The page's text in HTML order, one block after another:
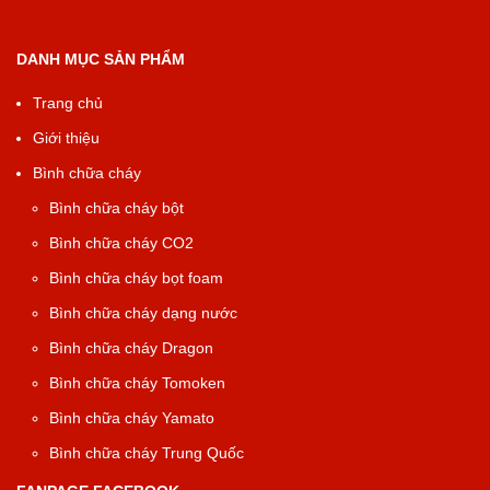
DANH MỤC SẢN PHẨM
Trang chủ
Giới thiệu
Bình chữa cháy
Bình chữa cháy bột
Bình chữa cháy CO2
Bình chữa cháy bọt foam
Bình chữa cháy dạng nước
Bình chữa cháy Dragon
Bình chữa cháy Tomoken
Bình chữa cháy Yamato
Bình chữa cháy Trung Quốc